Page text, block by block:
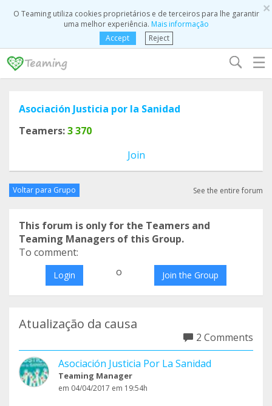
×
O Teaming utiliza cookies proprietários e de terceiros para lhe garantir
uma melhor experiência. Mais informação
Accept
Reject
☰
Asociación Justicia por la Sanidad
Teamers:3 370
Join
Voltar para Grupo See the entire forum
This forum is only for the Teamers and
Teaming Managers of this Group.
To comment:
Login o Join the Group
Atualização da causa
2 Comments
Asociación Justicia Por La Sanidad
Teaming Manager
em 04/04/2017 em 19:54h